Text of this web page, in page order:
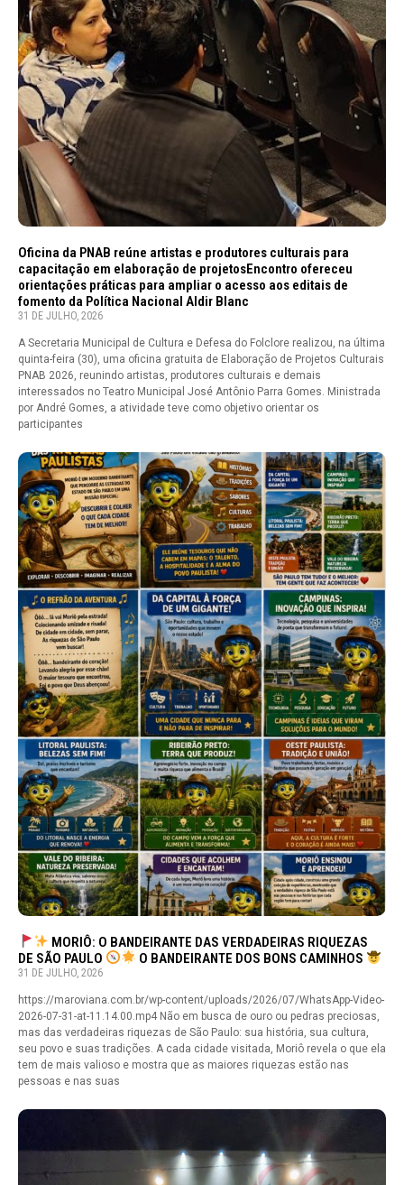
Oficina da PNAB reúne artistas e produtores culturais para
capacitação em elaboração de projetosEncontro ofereceu
orientações práticas para ampliar o acesso aos editais de
fomento da Política Nacional Aldir Blanc
31 DE JULHO, 2026
A Secretaria Municipal de Cultura e Defesa do Folclore realizou, na última
quinta-feira (30), uma oficina gratuita de Elaboração de Projetos Culturais
PNAB 2026, reunindo artistas, produtores culturais e demais
interessados no Teatro Municipal José Antônio Parra Gomes. Ministrada
por André Gomes, a atividade teve como objetivo orientar os
participantes
MORIÔ: O BANDEIRANTE DAS VERDADEIRAS RIQUEZAS
DE SÃO PAULO
O BANDEIRANTE DOS BONS CAMINHOS
31 DE JULHO, 2026
https://maroviana.com.br/wp-content/uploads/2026/07/WhatsApp-Video-
2026-07-31-at-11.14.00.mp4 Não em busca de ouro ou pedras preciosas,
mas das verdadeiras riquezas de São Paulo: sua história, sua cultura,
seu povo e suas tradições. A cada cidade visitada, Moriô revela o que ela
tem de mais valioso e mostra que as maiores riquezas estão nas
pessoas e nas suas